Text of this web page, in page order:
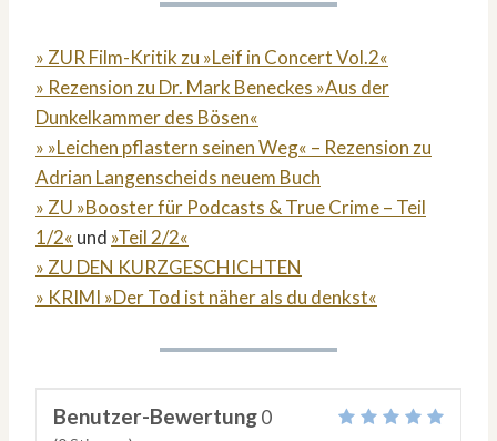
» ZUR Film-Kritik zu »Leif in Concert Vol.2«
» Rezension zu Dr. Mark Beneckes »Aus der
Dunkelkammer des Bösen«
» »Leichen pflastern seinen Weg« – Rezension zu
Adrian Langenscheids neuem Buch
» ZU »Booster für Podcasts & True Crime – Teil
1/2« und »Teil 2/2«
» ZU DEN KURZGESCHICHTEN
» KRIMI »Der Tod ist näher als du denkst«
Benutzer-Bewertung0